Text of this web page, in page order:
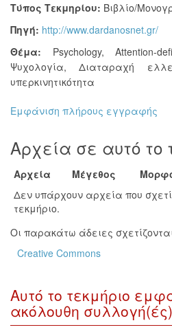
Τύπος Τεκμηρίου: Βιβλίο/
Πηγή: http://www.dardanosnet.gr/
Θέμα:
Psychology, Attention-
Ψυχολογία,Διαταραχή
υπερκινητικότητα
Εμφάνιση πλήρους εγγραφής
Αρχεία σε αυτό το
Αρχεία Μέγεθος
Δεν υπάρχουν αρχεία που
τεκμήριο.
Οι παρακάτω άδειες
Creative Commons
Αυτό το τεκμήριο
ακόλουθη συλλογή(ές)